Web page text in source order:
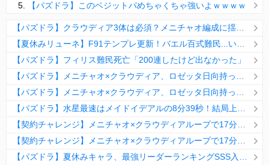
【パズドラ】このベジットパめちゃくちゃ強いよｗｗｗｗ
【パズドラ】フィリス難民死亡「200連したけど出なかった」